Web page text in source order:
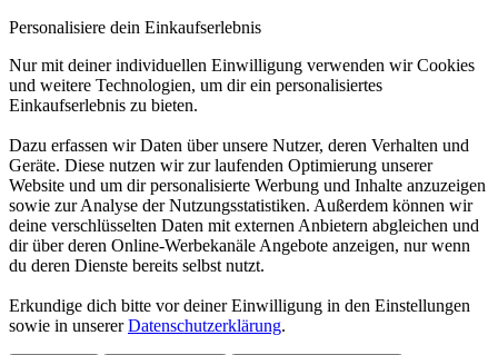
Personalisiere dein Einkaufserlebnis
Nur mit deiner individuellen Einwilligung verwenden wir Cookies
und weitere Technologien, um dir ein personalisiertes
Einkaufserlebnis zu bieten.
Dazu erfassen wir Daten über unsere Nutzer, deren Verhalten und
Geräte. Diese nutzen wir zur laufenden Optimierung unserer
Website und um dir personalisierte Werbung und Inhalte anzuzeigen
sowie zur Analyse der Nutzungsstatistiken. Außerdem können wir
deine verschlüsselten Daten mit externen Anbietern abgleichen und
dir über deren Online-Werbekanäle Angebote anzeigen, nur wenn
du deren Dienste bereits selbst nutzt.
Erkundige dich bitte vor deiner Einwilligung in den Einstellungen
sowie in unsererDatenschutzerklärung.